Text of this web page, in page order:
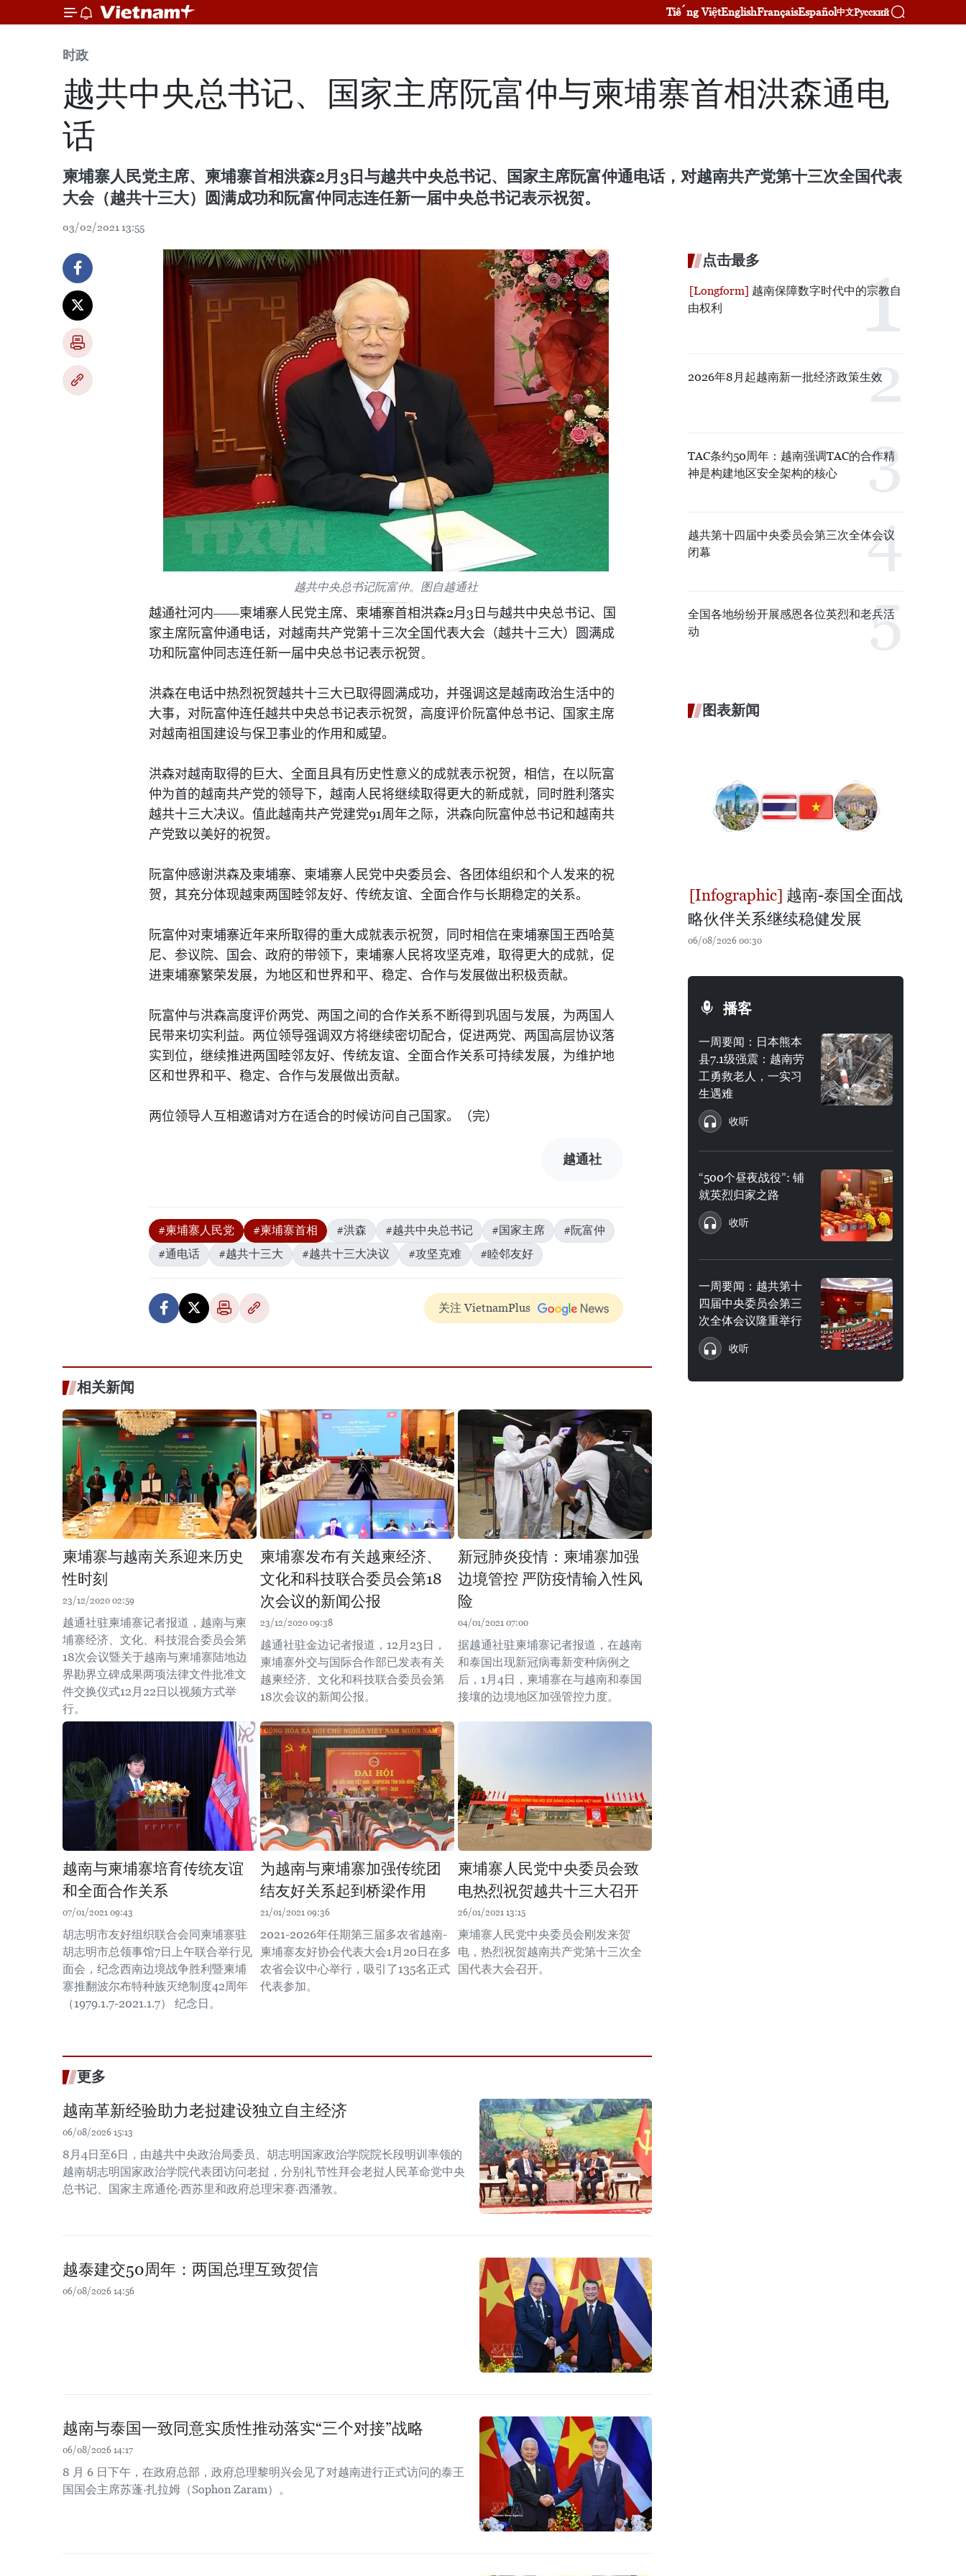
Tiếng ViệtEnglishFrançaisEspañol中文Русский
时政
越共中央总书记、国家主席阮富仲与柬埔寨首相洪森通电
话
柬埔寨人民党主席、柬埔寨首相洪森2月3日与越共中央总书记、国家主席阮富仲通电话，对越南共产党第十三次全国代表
大会（越共十三大）圆满成功和阮富仲同志连任新一届中央总书记表示祝贺。
03/02/2021 13:55
越共中央总书记阮富仲。图自越通社
越通社河内——柬埔寨人民党主席、柬埔寨首相洪森2月 3 日与越共中央总书记、国
家主席阮富仲通电话，对越南共产党第十三次全国代表大会（越共十三大）圆满成
功和阮富仲同志连任新一届中央总书记表示祝贺。
洪森在电话中热烈祝贺越共十三大已取得圆满成功，并强调这是越南政治生活中的
大事，对阮富仲连任越共中央总书记表示祝贺，高度评价阮富仲总书记、国家主席
对越南祖国建设与保卫事业的作用和威望。
洪森对越南取得的巨大、全面且具有历史性意义的成就表示祝贺，相信，在以阮富
仲为首的越南共产党的领导下，越南人民将继续取得更大的新成就，同时胜利落实
越共十三大决议。值此越南共产党建党91周年之际，洪森向阮富仲总书记和越南共
产党致以美好的祝贺。
阮富仲感谢洪森及柬埔寨、柬埔寨人民党中央委员会、各团体组织和个人发来的祝
贺，其充分体现越柬两国睦邻友好、传统友谊、全面合作与长期稳定的关系。
阮富仲对柬埔寨近年来所取得的重大成就表示祝贺，同时相信在柬埔寨国王西哈莫
尼、参议院、国会、政府的带领下，柬埔寨人民将攻坚克难，取得更大的成就，促
进柬埔寨繁荣发展，为地区和世界和平、稳定、合作与发展做出积极贡献。
阮富仲与洪森高度评价两党、两国之间的合作关系不断得到巩固与发展，为两国人
民带来切实利益。两位领导强调双方将继续密切配合，促进两党、两国高层协议落
实到位，继续推进两国睦邻友好、传统友谊、全面合作关系可持续发展，为维护地
区和世界和平、稳定、合作与发展做出贡献。
两位领导人互相邀请对方在适合的时候访问自己国家。（完）
越通社
#柬埔寨人民党 #柬埔寨首相 #洪森 #越共中央总书记 #国家主席
#阮富仲
#通电话
#越共十三大 #越共十三大决议 #攻坚克难 #睦邻友好
关注 VietnamPlus
相关新闻
柬埔寨与越南关系迎来历史
性时刻
23/12/2020 02:59
越通社驻柬埔寨记者报道，越南与柬
埔寨经济、文化、科技混合委员会第
18次会议暨关于越南与柬埔寨陆地边
界勘界立碑成果两项法律文件批准文
件交换仪式12月22日以视频方式举
行。
柬埔寨发布有关越柬经济、
文化和科技联合委员会第18
次会议的新闻公报
23/12/2020 09:38
越通社驻金边记者报道，12月23日，
柬埔寨外交与国际合作部已发表有关
越柬经济、文化和科技联合委员会第
18次会议的新闻公报。
新冠肺炎疫情：柬埔寨加强
边境管控 严防疫情输入性风
险
04/01/2021 07:00
据越通社驻柬埔寨记者报道，在越南
和泰国出现新冠病毒新变种病例之
后，1月4日，柬埔寨在与越南和泰国
接壤的边境地区加强管控力度。
越南与柬埔寨培育传统友谊
和全面合作关系
07/01/2021 09:43
胡志明市友好组织联合会同柬埔寨驻
胡志明市总领事馆7日上午联合举行见
面会，纪念西南边境战争胜利暨柬埔
寨推翻波尔布特种族灭绝制度42周年
（1979.1.7-2021.1.7） 纪念日。
为越南与柬埔寨加强传统团
结友好关系起到桥梁作用
21/01/2021 09:36
2021-2026年任期第三届多农省越南-
柬埔寨友好协会代表大会1月20日在多
农省会议中心举行，吸引了135名正式
代表参加。
柬埔寨人民党中央委员会致
电热烈祝贺越共十三大召开
26/01/2021 13:15
柬埔寨人民党中央委员会刚发来贺
电，热烈祝贺越南共产党第十三次全
国代表大会召开。
更多
越南革新经验助力老挝建设独立自主经济
06/08/2026 15:13
8月4日至6日，由越共中央政治局委员、胡志明国家政治学院院长段明训率领的
越南胡志明国家政治学院代表团访问老挝，分别礼节性拜会老挝人民革命党中央
总书记、国家主席通伦·西苏里和政府总理宋赛·西潘敦。
越泰建交50周年：两国总理互致贺信
06/08/2026 14:56
越南与泰国一致同意实质性推动落实“三个对接”战略
06/08/2026 14:17
8 月 6 日下午，在政府总部，政府总理黎明兴会见了对越南进行正式访问的泰王
国国会主席苏蓬·扎拉姆（Sophon Zaram）。
点击最多
越南保障数字时代中的宗教自
由权利
2026年8月起越南新一批经济政策生效
TAC条约50周年：越南强调TAC的合作精
神是构建地区安全架构的核心
越共第十四届中央委员会第三次全体会议
闭幕
全国各地纷纷开展感恩各位英烈和老兵活
动
图表新闻
越南-泰国全面战
略伙伴关系继续稳健发展
06/08/2026 00:30
播客
一周要闻：日本熊本
县7.1级强震：越南劳
工勇救老人，一实习
生遇难
收听
“500个昼夜战役”: 铺
就英烈归家之路
收听
一周要闻：越共第十
四届中央委员会第三
次全体会议隆重举行
收听